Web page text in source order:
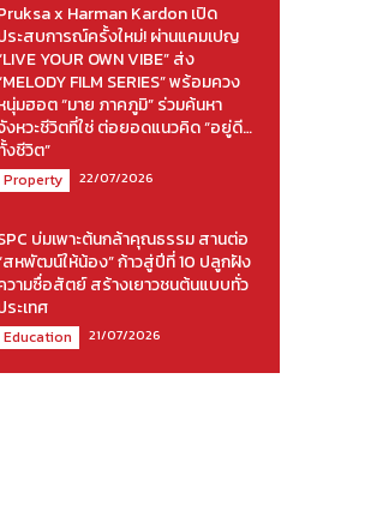
x Harman Kardon เปิด
ระสบการณ์ครั้งใหม่! ผ่านแคมเปญ
YOUR OWN VIBE” ส่ง
FILM SERIES” พร้อมควง
นุ่มฮอต “มาย ภาคภูมิ” ร่วมค้นหา
งหวะชีวิตที่ใช่ ต่อยอดแนวคิด “อยู่ดี…
งชีวิต”
Property 22/07/2026
บ่มเพาะต้นกล้าคุณธรรม สานต่อ
สหพัฒน์ให้น้อง” ก้าวสู่ปีที่ 10 ปลูกฝัง
วามซื่อสัตย์ สร้างเยาวชนต้นแบบทั่ว
ระเทศ
Education 21/07/2026